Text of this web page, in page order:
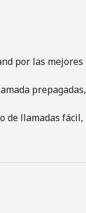
por las mejores
prepagadas,
de llamadas fácil,